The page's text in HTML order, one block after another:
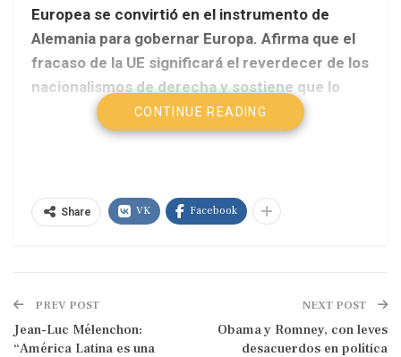
Europea se convirtió en el instrumento de
Alemania para gobernar Europa. Afirma que el
fracaso de la UE significará el reverdecer de los
nacionalismos de derecha y sostiene que lo
más recomendable para los países de la región
que están en crisis es salir del euro en forma
CONTINUE READING
Share VK Facebook
PREV POST
Jean-Luc Mélenchon:
“América Latina es una
NEXT POST
Obama y Romney, con leves
desacuerdos en política